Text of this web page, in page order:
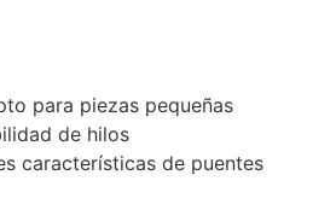
para piezas pequeñas
de hilos
características de puentes